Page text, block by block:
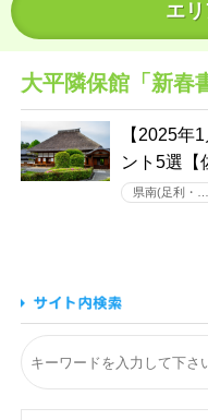
エ
大平隣保館「新春
【2025年
ント5選【
県南(足利・…